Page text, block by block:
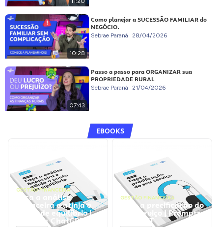
10:28
Como planejar a SUCESSÃO FAMILIAR do
NEGÓCIO.
Sebrae Paraná 28/04/2026
07:43
Passo a passo para ORGANIZAR sua
PROPRIEDADE RURAL
Sebrae Paraná 21/04/2026
EBOOKS
GESTÃO FINANCEIRA
Faça a análise
financeira e atinja o
ponto de equilíbrio |
Prompts ChatGPT
GESTÃO FINANCEIRA
Faça a precificação do
seu serviço | Prompts
ChatGPT